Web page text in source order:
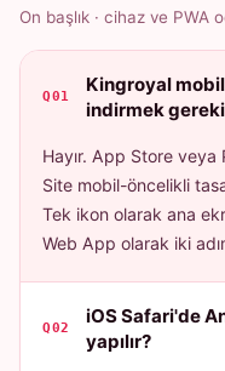
On başlık · cihaz ve PWA
Q01
Kingroyal
indirmek
Hayır. App Store
Site mobil-öncelikli
Tek ikon olarak ana
Web App olarak iki
Q02
iOS Safari'de
yapılır?